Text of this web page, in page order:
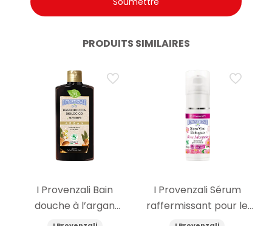
PRODUITS SIMILAIRES
I Provenzali Bain
douche à l’argan
biologique 400ml
I Provenzali Sérum
raffermissant pour le
visage à l’églantier bio